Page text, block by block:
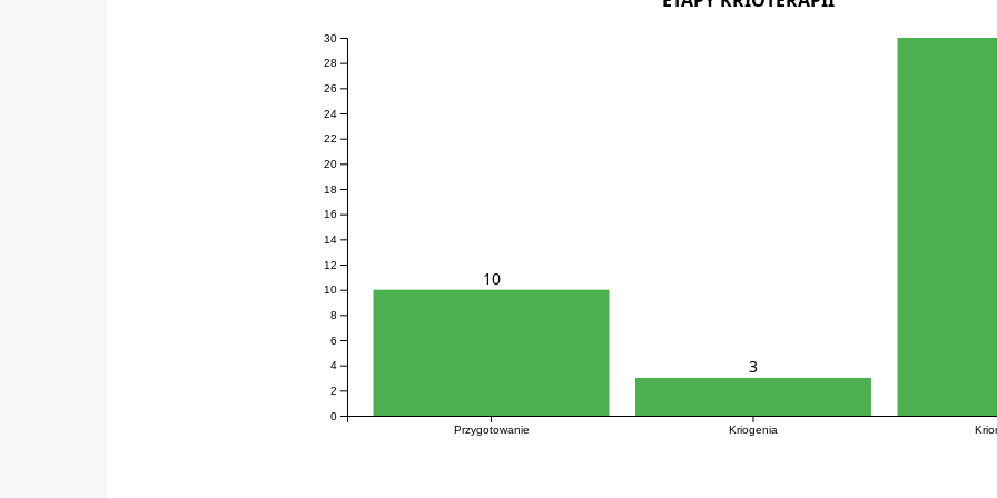
Przygotowanie Kriogenia
0
2
4
6
8
10
12
14
16
18
20
22
24
26
28
30
10
3